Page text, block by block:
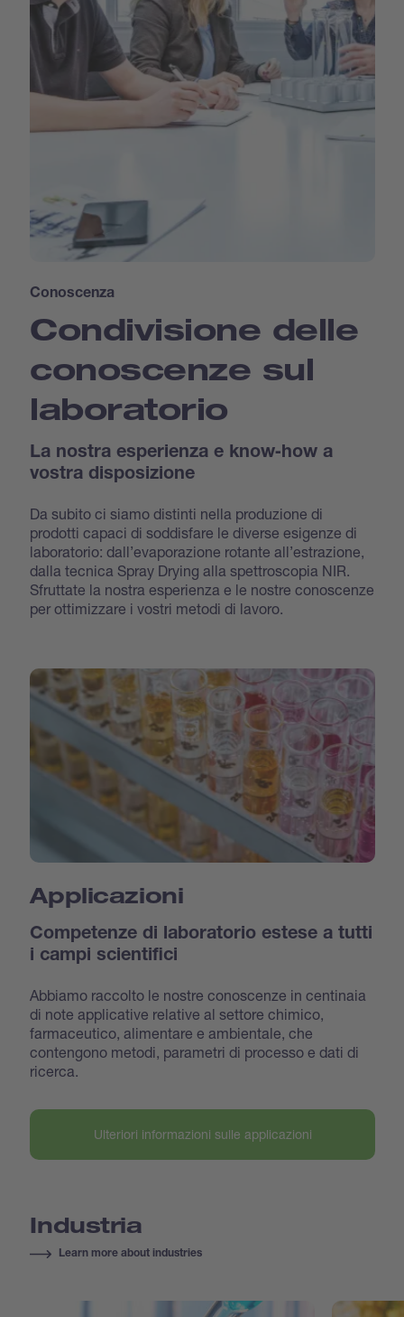
Conoscenza
Condivisione delle
conoscenze sul
laboratorio
La nostra esperienza e know‐how a
vostra disposizione
Da subito ci siamo distinti nella produzione di
prodotti capaci di soddisfare le diverse esigenze di
laboratorio: dall’evaporazione rotante all’estrazione,
dalla tecnica Spray Drying alla spettroscopia NIR.
Sfruttate la nostra esperienza e le nostre conoscenze
per ottimizzare i vostri metodi di lavoro.
Applicazioni
Competenze di laboratorio estese a tutti
i campi scientifici
Abbiamo raccolto le nostre conoscenze in centinaia
di note applicative relative al settore chimico,
farmaceutico, alimentare e ambientale, che
contengono metodi, parametri di processo e dati di
ricerca.
Ulteriori informazioni sulle applicazioni
Industria
Learn more about industries